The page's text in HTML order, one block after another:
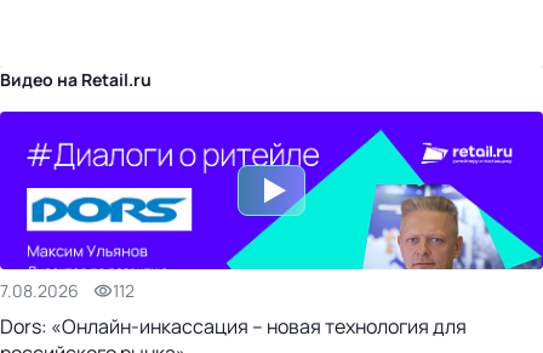
Видео на Retail.ru
7.08.2026 112
Dors: «Онлайн-инкассация – новая технология для